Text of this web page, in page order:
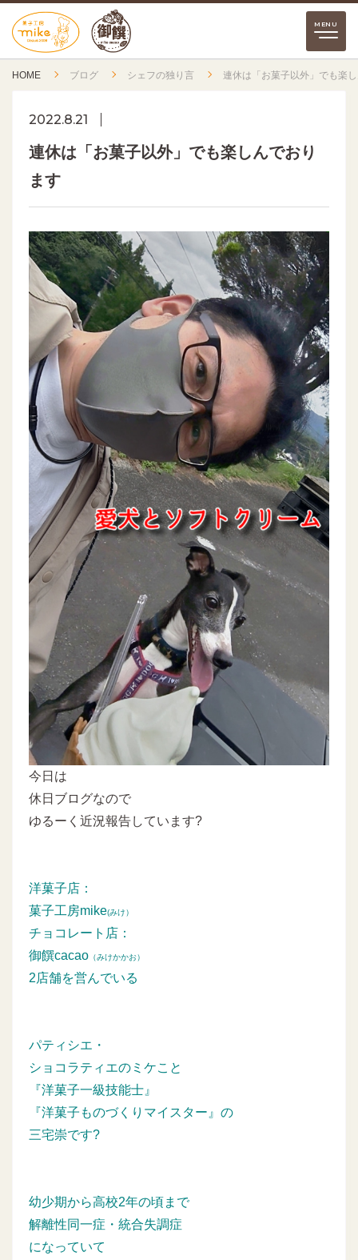
HOME ブログ シェフの独り言 連休は「お菓子以外」でも楽
2022.8.21
連休は「お菓子以外」でも楽しんでおり
ます
今日は
休日ブログなので
ゆるーく近況報告しています?
洋菓子店：
菓子工房mike(みけ）
チョコレート店：
御饌cacao （みけかかお）
2店舗を営んでいる
パティシエ・
ショコラティエのミケこと
『洋菓子一級技能士』
『洋菓子ものづくりマイスター』の
三宅崇です?
幼少期から高校2年の頃まで
解離性同一症・統合失調症
になっていて